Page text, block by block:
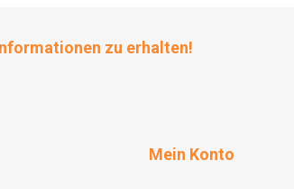
zu erhalten!
Mein Konto